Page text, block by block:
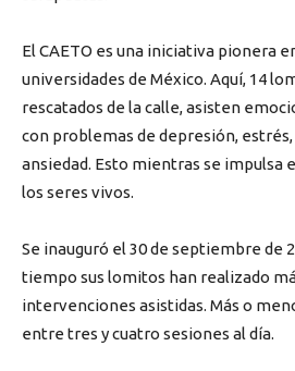
El CAETO es una iniciativa pionera
universidades de México. Aquí, 14
rescatados de la calle, asisten
con problemas de depresión,
ansiedad. Esto mientras se impulsa
los seres vivos.
Se inauguró el 30 de septiembre de
tiempo sus lomitos han realizado
intervenciones asistidas. Más o
entre tres y cuatro sesiones al día.